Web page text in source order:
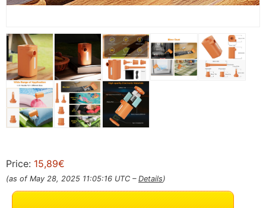
Price: 15,89€
(as of May 28, 2025 11:05:16 UTC – Details)